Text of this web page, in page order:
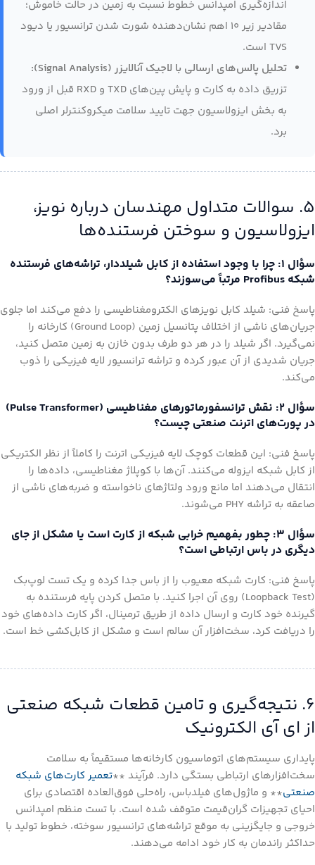
اندازه‌گیری امپدانس خطوط نسبت به زمین در حالت خاموش؛
مقادیر زیر ۱۰ اهم نشان‌دهنده شورت شدن ترانسیور یا دیود
TVS است.
تحلیل پالس‌های ارسالی با لاجیک آنالایزر (Signal Analysis):
تزریق داده به کارت و پایش پین‌های TXD و RXD قبل از ورود
به بخش ایزولاسیون جهت تایید سلامت میکروکنترلر اصلی
برد.
۵. سوالات متداول مهندسان درباره نویز،
ایزولاسیون و سوختن فرستنده‌ها
سؤال ۱: چرا با وجود استفاده از کابل شیلددار، تراشه‌های فرستنده
شبکه Profibus مرتباً می‌سوزند؟
پاسخ فنی: شیلد کابل نویزهای الکترومغناطیسی را دفع می‌کند اما جلوی
جریان‌های ناشی از اختلاف پتانسیل زمین (Ground Loop) کارخانه را
نمی‌گیرد. اگر شیلد را در هر دو طرف بدون خازن به زمین متصل کنید،
جریان شدیدی از آن عبور کرده و تراشه ترانسیور لایه فیزیکی را ذوب
می‌کند.
سؤال ۲: نقش ترانسفورماتورهای مغناطیسی (Pulse Transformer)
در پورت‌های اترنت صنعتی چیست؟
پاسخ فنی: این قطعات کوچک لایه فیزیکی اترنت را کاملاً از نظر الکتریکی
از کابل شبکه ایزوله می‌کنند. آن‌ها با کوپلاژ مغناطیسی، داده‌ها را
انتقال می‌دهند اما مانع ورود ولتاژهای ناخواسته و ضربه‌های ناشی از
صاعقه به تراشه PHY می‌شوند.
سؤال ۳: چطور بفهمیم خرابی شبکه از کارت است یا مشکل از جای
دیگری در باس ارتباطی است؟
پاسخ فنی: کارت شبکه معیوب را از باس جدا کرده و یک تست لوپ‌بک
(Loopback Test) روی آن اجرا کنید. با متصل کردن پایه فرستنده به
گیرنده خود کارت و ارسال داده از طریق ترمینال، اگر کارت داده‌های خود
را دریافت کرد، سخت‌افزار آن سالم است و مشکل از کابل‌کشی خط است.
۶. نتیجه‌گیری و تامین قطعات شبکه صنعتی
از ای آی الکترونیک
پایداری سیستم‌های اتوماسیون کارخانه‌ها مستقیماً به سلامت
سخت‌افزارهای ارتباطی بستگی دارد. فرآیند **تعمیر کارت‌های شبکه
صنعتی** و ماژول‌های فیلدباس، راه‌حلی فوق‌العاده اقتصادی برای
احیای تجهیزات گران‌قیمت متوقف شده است. با تست منظم امپدانس
خروجی و جایگزینی به موقع تراشه‌های ترانسیور سوخته، خطوط تولید با
حداکثر راندمان به کار خود ادامه می‌دهند.